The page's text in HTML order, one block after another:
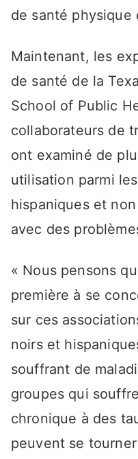
de santé physique
Maintenant, les
de santé de la
School of Public
collaborateurs de
ont examiné de
utilisation parmi
hispaniques et
avec des
« Nous pensons
première à se
sur ces
noirs et
souffrant de
groupes qui
chronique à des
peuvent se